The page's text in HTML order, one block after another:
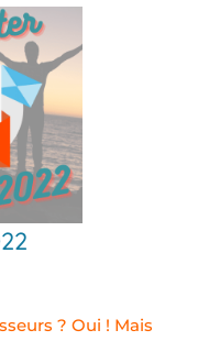
? Oui ! Mais